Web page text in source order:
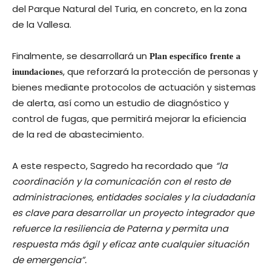
del Parque Natural del Turia, en concreto, en la zona
de la Vallesa.
Finalmente, se desarrollará un Plan específico frente a
inundaciones, que reforzará la protección de personas y
bienes mediante protocolos de actuación y sistemas
de alerta, así como un estudio de diagnóstico y
control de fugas, que permitirá mejorar la eficiencia
de la red de abastecimiento.
A este respecto, Sagredo ha recordado que “la
coordinación y la comunicación con el resto de
administraciones, entidades sociales y la ciudadanía
es clave para desarrollar un proyecto integrador que
refuerce la resiliencia de Paterna y permita una
respuesta más ágil y eficaz ante cualquier situación
de emergencia”.